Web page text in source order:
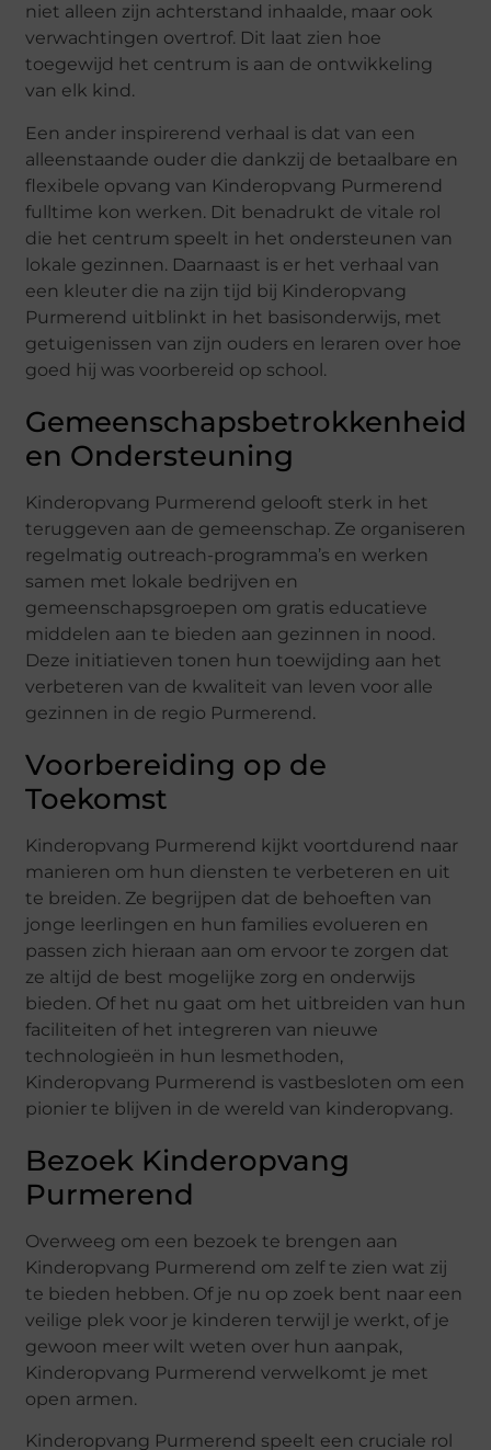
niet alleen zijn achterstand inhaalde, maar ook
verwachtingen overtrof. Dit laat zien hoe
toegewijd het centrum is aan de ontwikkeling
van elk kind.
Een ander inspirerend verhaal is dat van een
alleenstaande ouder die dankzij de betaalbare en
flexibele opvang van Kinderopvang Purmerend
fulltime kon werken. Dit benadrukt de vitale rol
die het centrum speelt in het ondersteunen van
lokale gezinnen. Daarnaast is er het verhaal van
een kleuter die na zijn tijd bij Kinderopvang
Purmerend uitblinkt in het basisonderwijs, met
getuigenissen van zijn ouders en leraren over hoe
goed hij was voorbereid op school.
Gemeenschapsbetrokkenheid
en Ondersteuning
Kinderopvang Purmerend gelooft sterk in het
teruggeven aan de gemeenschap. Ze organiseren
regelmatig outreach-programma’s en werken
samen met lokale bedrijven en
gemeenschapsgroepen om gratis educatieve
middelen aan te bieden aan gezinnen in nood.
Deze initiatieven tonen hun toewijding aan het
verbeteren van de kwaliteit van leven voor alle
gezinnen in de regio Purmerend.
Voorbereiding op de
Toekomst
Kinderopvang Purmerend kijkt voortdurend naar
manieren om hun diensten te verbeteren en uit
te breiden. Ze begrijpen dat de behoeften van
jonge leerlingen en hun families evolueren en
passen zich hieraan aan om ervoor te zorgen dat
ze altijd de best mogelijke zorg en onderwijs
bieden. Of het nu gaat om het uitbreiden van hun
faciliteiten of het integreren van nieuwe
technologieën in hun lesmethoden,
Kinderopvang Purmerend is vastbesloten om een
pionier te blijven in de wereld van kinderopvang.
Bezoek Kinderopvang
Purmerend
Overweeg om een bezoek te brengen aan
Kinderopvang Purmerend om zelf te zien wat zij
te bieden hebben. Of je nu op zoek bent naar een
veilige plek voor je kinderen terwijl je werkt, of je
gewoon meer wilt weten over hun aanpak,
Kinderopvang Purmerend verwelkomt je met
open armen.
Kinderopvang Purmerend speelt een cruciale rol